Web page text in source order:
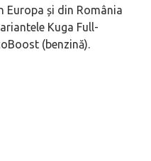
Europa și din România
Kuga Full-
(benzină).